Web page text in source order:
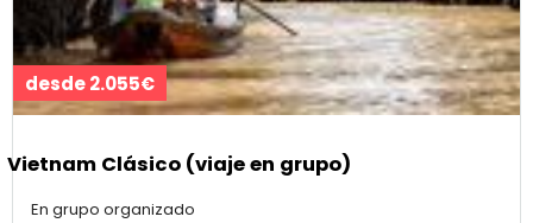
desde 2.055€
Vietnam Clásico (viaje en grupo)
En grupo organizado